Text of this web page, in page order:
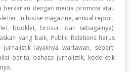
berkaitan dengan media promosi atau
in house magazine, annual report,
booklet, brosur, dan sebagainya).
yang baik, Public Relations harus
jurnalistik layaknya wartawan, seperti
berita, bahasa jurnalistik, kode etik